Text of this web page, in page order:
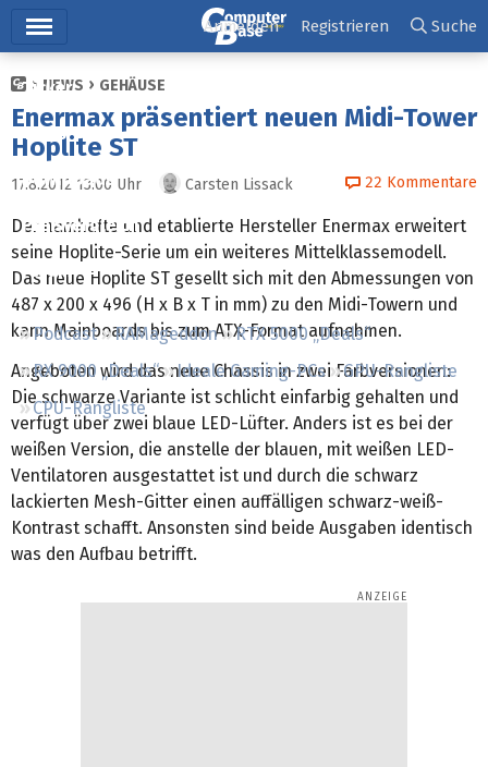
Ticker
Tests
Downloads
Preisvergleich
Forum
Podcast RAMageddon
RTX 5000 „Deals“
RX 9000 „Deals“
Ideale Gaming-PCs
GPU-Rangliste
CPU-Rangliste
Anmelden Registrieren Suche
NEWS GEHÄUSE
Enermax präsentiert neuen Midi-Tower
Hoplite ST
17.8.2012 13:00 Uhr Carsten Lissack 22 Kommentare
Der namhafte und etablierte Hersteller Enermax erweitert
seine Hoplite-Serie um ein weiteres Mittelklassemodell.
Das neue Hoplite ST gesellt sich mit den Abmessungen von
487 x 200 x 496 (H x B x T in mm) zu den Midi-Towern und
kann Mainboards bis zum ATX-Format aufnehmen.
Angeboten wird das neue Chassis in zwei Farbversionen:
Die schwarze Variante ist schlicht einfarbig gehalten und
verfügt über zwei blaue LED-Lüfter. Anders ist es bei der
weißen Version, die anstelle der blauen, mit weißen LED-
Ventilatoren ausgestattet ist und durch die schwarz
lackierten Mesh-Gitter einen auffälligen schwarz-weiß-
Kontrast schafft. Ansonsten sind beide Ausgaben identisch
was den Aufbau betrifft.